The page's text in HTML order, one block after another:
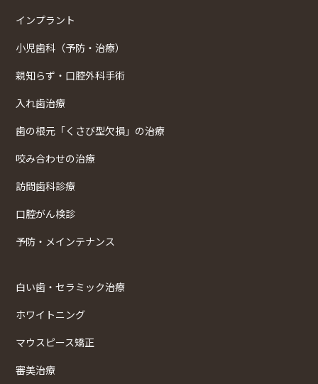
インプラント
小児歯科（予防・治療）
親知らず・口腔外科手術
入れ歯治療
歯の根元「くさび型欠損」の治療
咬み合わせの治療
訪問歯科診療
口腔がん検診
予防・メインテナンス
白い歯・セラミック治療
ホワイトニング
マウスピース矯正
審美治療